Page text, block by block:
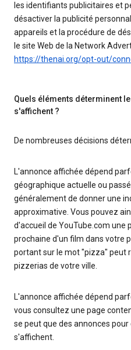
les identifiants publicitaires et
désactiver la publicité
appareils et la procédure de
le site Web de la Network
https://thenai.org/opt-out/
Quels éléments déterminent
s'affichent ?
De nombreuses décisions
L'annonce affichée dépend
géographique actuelle ou
généralement de donner une
approximative. Vous pouvez
d'accueil de YouTube.com une
prochaine d'un film dans votre
portant sur le mot "pizza" peut
pizzerias de votre ville.
L'annonce affichée dépend
vous consultez une page
se peut que des annonces
s'affichent.